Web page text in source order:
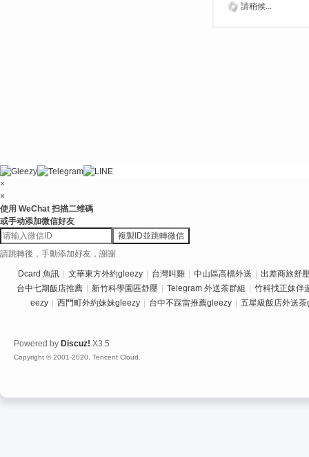
請稍候...
×
×
使用 WeChat 扫描二维碼
或手动添加微信好友
複製ID並跳轉微信
請跳轉後，手動添加好友，謝謝
Dcard 魚訊 文華東方外約gleezy 台灣叫雞 中山區高檔外送
出差商旅舒
台中七期飯店推薦
新竹科學園區舒壓 Telegram 外送茶群組
竹科找正妹伴
eezy
西門町外約妹妹gleezy 台中不踩雷推薦gleezy 五星級飯店外送
Powered by Discuz! X3.5
Copyright © 2001-2020, Tencent Cloud.